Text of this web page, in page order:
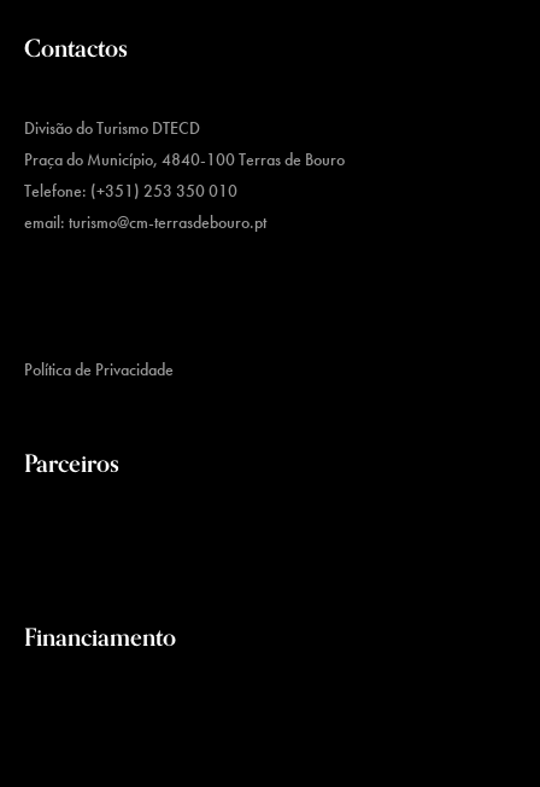
Contactos
Divisão do Turismo DTECD
Praça do Município, 4840-100 Terras de Bouro
Telefone: (+351) 253 350 010
email: turismo@cm-terrasdebouro.pt
Política de Privacidade
Parceiros
Financiamento